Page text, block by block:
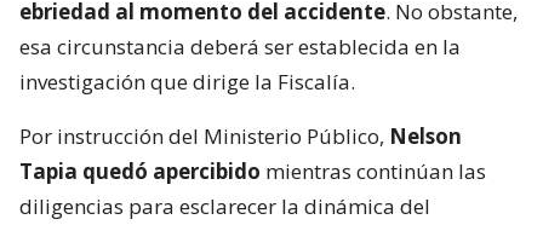
ebriedad al momento del accidente. No obstante,
esa circunstancia deberá ser establecida en la
investigación que dirige la Fiscalía.
Por instrucción del Ministerio Público, Nelson
Tapia quedó apercibido mientras continúan las
diligencias para esclarecer la dinámica del